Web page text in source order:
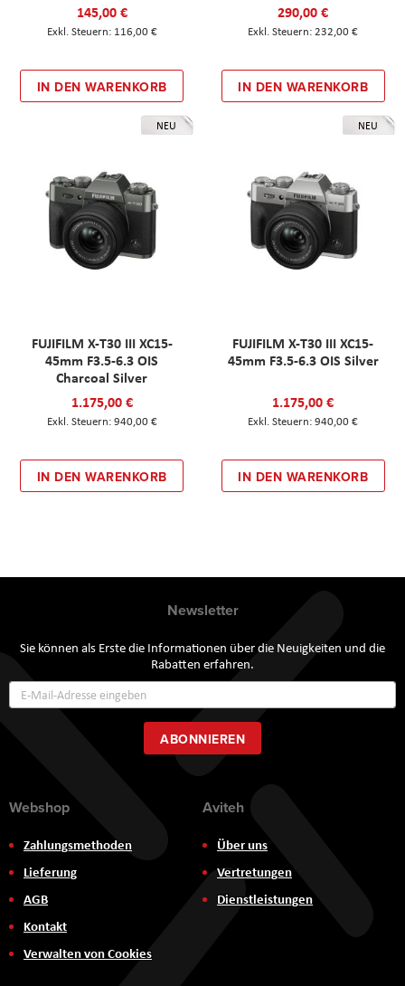
145,00 €
116,00 €
IN DEN WARENKORB
290,00 €
232,00 €
IN DEN WARENKORB
NEU
FUJIFILM X-T30 III XC15-
45mm F3.5-6.3 OIS
Charcoal Silver
1.175,00 €
940,00 €
IN DEN WARENKORB
NEU
FUJIFILM X-T30 III XC15-
45mm F3.5-6.3 OIS Silver
1.175,00 €
940,00 €
IN DEN WARENKORB
Newsletter
Sie können als Erste die Informationen über die Neuigkeiten und die
Rabatten erfahren.
zum
Newsletter:
ABONNIEREN
Webshop
Zahlungsmethoden
Lieferung
AGB
Kontakt
Verwalten von Cookies
Aviteh
Über uns
Vertretungen
Dienstleistungen